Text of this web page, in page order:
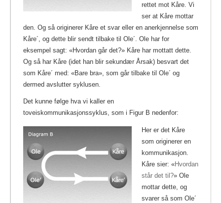
rettet mot Kåre. Vi
ser at Kåre mottar
den. Og så originerer Kåre et svar eller en anerkjennelse som
Kåre´, og dette blir sendt tilbake til Ole´. Ole har for
eksempel sagt: «Hvordan går det?» Kåre har mottatt dette.
Og så har Kåre (idet han blir sekundær Årsak) besvart det
som Kåre´ med: «Bare bra», som går tilbake til Ole´ og
dermed avslutter syklusen.
Det kunne følge hva vi kaller en
toveiskommunikasjonssyklus, som i Figur B nedenfor:
Her er det Kåre
som originerer en
kommunikasjon.
Kåre sier: «Hvordan
står det til?» Ole
mottar dette, og
svarer så som Ole´